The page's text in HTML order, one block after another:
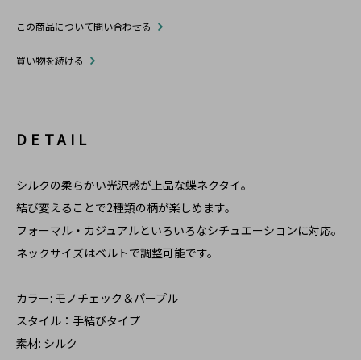
この商品について問い合わせる
買い物を続ける
DETAIL
シルクの柔らかい光沢感が上品な蝶ネクタイ。
結び変えることで2種類の柄が楽しめます。
フォーマル・カジュアルといろいろなシチュエーションに対応。
ネックサイズはベルトで調整可能です。
カラー: モノチェック＆パープル
スタイル：手結びタイプ
素材: シルク